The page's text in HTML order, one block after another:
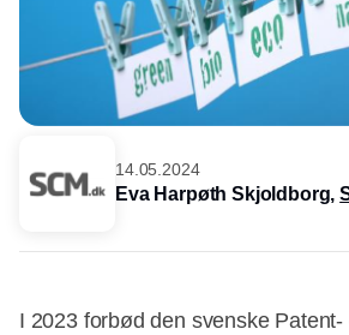
14.05.2024
Eva Harpøth Skjoldborg,
I 2023 forbød den svenske Patent-